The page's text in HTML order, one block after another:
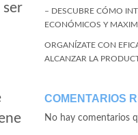
ser
– DESCUBRE CÓMO
ECONÓMICOS Y
ORGANÍZATE CON
ALCANZAR LA
COMENTARIOS
No hay comentarios